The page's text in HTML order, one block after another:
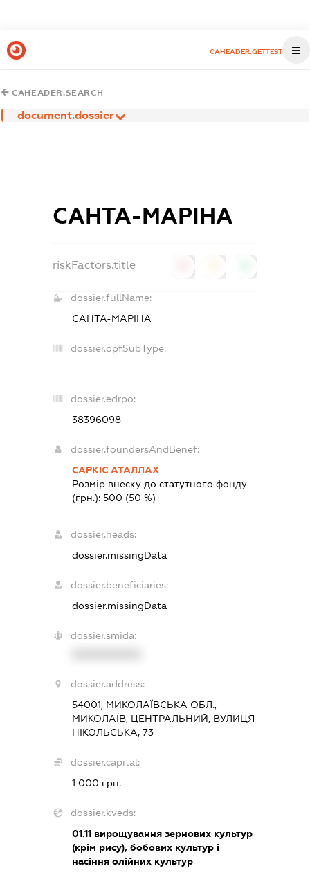
CAHEADER.GETTEST
CAHEADER.SEARCH
document.dossier
САНТА-МАРІНА
riskFactors.title
dossier.fullName:
САНТА-МАРІНА
dossier.opfSubType:
-
dossier.edrpo:
38396098
dossier.foundersAndBenef:
САРКІС АТАЛЛАХ
Розмір внеску до статутного фонду
(грн.):500 (50 %)
dossier.heads:
dossier.missingData
dossier.beneficiaries:
dossier.missingData
dossier.smida:
dossier.address:
54001, МИКОЛАЇВСЬКА ОБЛ.,
МИКОЛАЇВ, ЦЕНТРАЛЬНИЙ, ВУЛИЦЯ
НІКОЛЬСЬКА, 73
dossier.capital:
1 000 грн.
dossier.kveds:
01.11 вирощування зернових культур
(крім рису), бобових культур і
насіння олійних культур